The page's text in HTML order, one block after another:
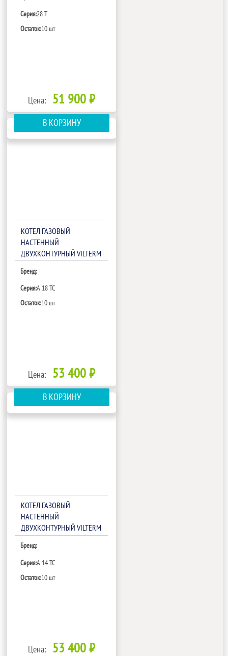
Серия:28 T
Остаток:10 шт
Цена: 51 900 ₽
В КОРЗИНУ
КОТЕЛ ГАЗОВЫЙ
НАСТЕННЫЙ
ДВУХКОНТУРНЫЙ VILTERM
Бренд:
Серия:A 18 TC
Остаток:10 шт
Цена: 53 400 ₽
В КОРЗИНУ
КОТЕЛ ГАЗОВЫЙ
НАСТЕННЫЙ
ДВУХКОНТУРНЫЙ VILTERM
Бренд:
Серия:A 14 TC
Остаток:10 шт
Цена: 53 400 ₽